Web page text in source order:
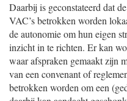
Daarbij is geconstateerd dat
VAC’s betrokken worden
de autonomie om hun eigen
inzicht in te richten. Er kan
waar afspraken gemaakt zijn
van een convenant of
betrokken worden om een